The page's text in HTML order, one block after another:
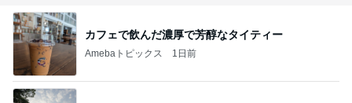
カフェで飲んだ濃厚で芳醇なタイティー
Amebaトピックス 1日前